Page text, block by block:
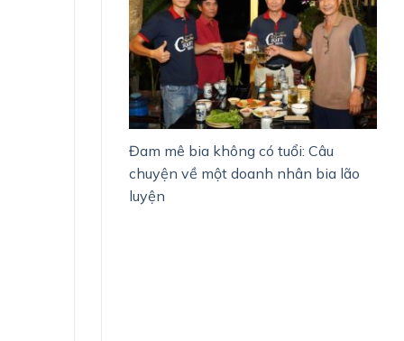
Đam mê bia không có tuổi: Câu
chuyện về một doanh nhân bia lão
luyện